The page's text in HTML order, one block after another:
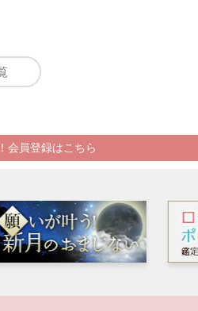
会員登録はこちら